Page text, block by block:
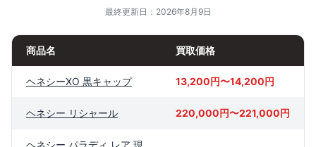
最終更新日：2026年8月9日
商品名 買取価格
ヘネシーXO 黒キャップ 13,200円〜14,200円
ヘネシー リシャール 220,000円〜221,000円
ヘネシー パラディ レア 現